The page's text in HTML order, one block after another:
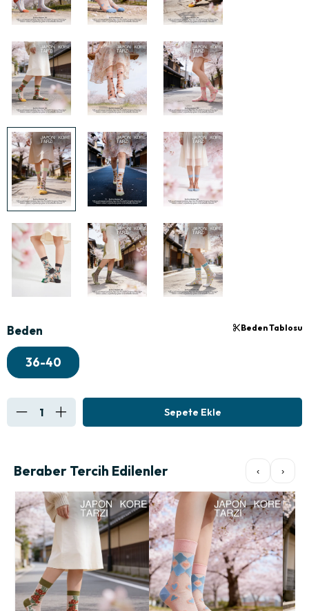
Beden
36-40
Beden Tablosu
Beraber Tercih Edilenler ‹ ›